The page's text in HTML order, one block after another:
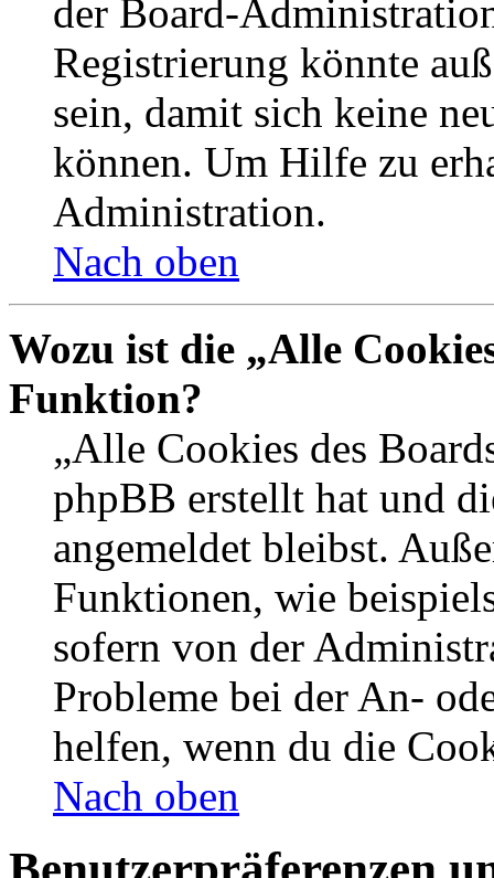
der Board-
Registrierung könnte
sein, damit sich keine
können. Um Hilfe zu
Administration.
Nach oben
Wozu ist die „Alle
Funktion?
„Alle Cookies des
phpBB erstellt hat und
angemeldet bleibst.
Funktionen, wie
sofern von der
Probleme bei der An-
helfen, wenn du die
Nach oben